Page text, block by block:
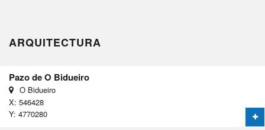
ARQUITECTURA
Pazo de O Bidueiro
O Bidueiro
X: 546428
Y: 4770280